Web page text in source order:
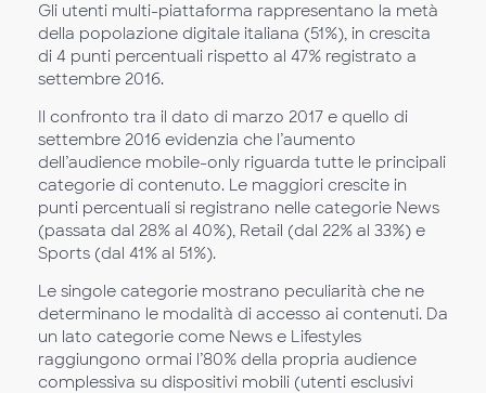
Gli utenti multi-piattaforma rappresentano la metà
della popolazione digitale italiana (51%), in crescita
di 4 punti percentuali rispetto al 47% registrato a
settembre 2016.
Il confronto tra il dato di marzo 2017 e quello di
settembre 2016 evidenzia che l’aumento
dell’audience mobile-only riguarda tutte le principali
categorie di contenuto. Le maggiori crescite in
punti percentuali si registrano nelle categorie News
(passata dal 28% al 40%), Retail (dal 22% al 33%) e
Sports (dal 41% al 51%).
Le singole categorie mostrano peculiarità che ne
determinano le modalità di accesso ai contenuti. Da
un lato categorie come News e Lifestyles
raggiungono ormai l’80% della propria audience
complessiva su dispositivi mobili (utenti esclusivi